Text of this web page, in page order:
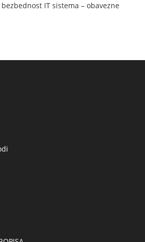
IT sistema – obavezne